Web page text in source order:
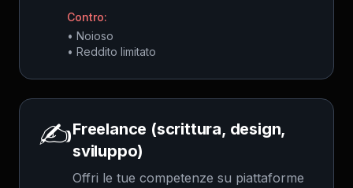
Contro:
• Noioso
• Reddito limitato
✍️Freelance (scrittura, design,
sviluppo)
Offri le tue competenze su piattaforme